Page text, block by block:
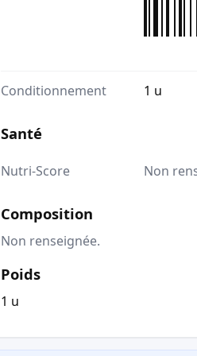
Conditionnement 1 u
Santé
Nutri-Score Non
Composition
Non renseignée.
Poids
1 u